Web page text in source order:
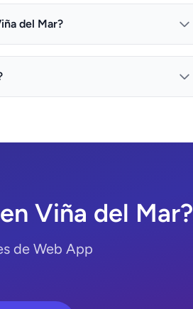
del Mar?
Viña del Mar?
de Web App